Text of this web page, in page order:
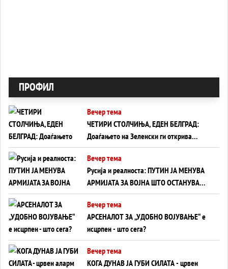
ПРОФИЛ
Вечер тема
ЧЕТИРИ СТОЛЧИЊА, ЕДЕН БЕЛГРАД:
Доаѓањето на Зеленски ги открива
тајните на политиката на балансирање
на Вучиќ
Вечер тема
Русија и реалноста: ПУТИН ЈА МЕНУВА
АРМИЈАТА ЗА ВОЈНА ШТО ОСТАНУВА
БЕЗ ФРОНТ
Вечер тема
АРСЕНАЛОТ ЗА „УДОБНО ВОЈУВАЊЕ“ е
исцрпен - што сега?
Вечер тема
КОГА ДУНАВ ЈА ГУБИ СИЛАТА - црвен